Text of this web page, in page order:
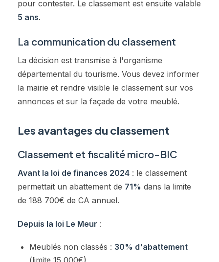
pour contester. Le classement est ensuite valable
5 ans.
La communication du classement
La décision est transmise à l'organisme
départemental du tourisme. Vous devez informer
la mairie et rendre visible le classement sur vos
annonces et sur la façade de votre meublé.
Les avantages du classement
Classement et fiscalité micro-BIC
Avant la loi de finances 2024 : le classement
permettait un abattement de 71% dans la limite
de 188 700€ de CA annuel.
Depuis la loi Le Meur :
Meublés non classés : 30% d'abattement
(limite 15 000€)